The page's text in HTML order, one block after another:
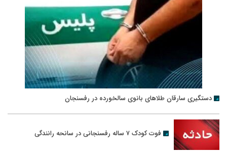
دستگیری سارقان طلاهای بانوی سالخورده در رفسنجان
فوت کودک ۷ ساله رفسنجانی در سانحه رانندگی